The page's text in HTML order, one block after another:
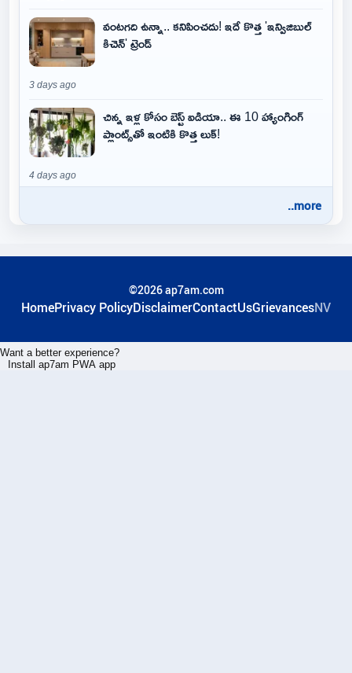
వంటగది ఉన్నా.. కనిపించదు! ఇదే కొత్త 'ఇన్విజిబుల్
కిచెన్' ట్రెండ్
3 days ago
చిన్న ఇళ్ల కోసం బెస్ట్ ఐడియా.. ఈ 10 హ్యాంగింగ్
ప్లాంట్స్‌తో ఇంటికి కొత్త లుక్!
4 days ago
..more
©2026 ap7am.com
HomePrivacy PolicyDisclaimerContactUsGrievancesNV
Want a better experience?
Install ap7am PWA app